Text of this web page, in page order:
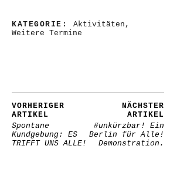
KATEGORIE: Aktivitäten ,
Weitere Termine
VORHERIGER
ARTIKEL
Spontane
Kundgebung: ES
TRIFFT UNS ALLE!
NÄCHSTER
ARTIKEL
#unkürzbar! Ein
Berlin für Alle!
Demonstration.